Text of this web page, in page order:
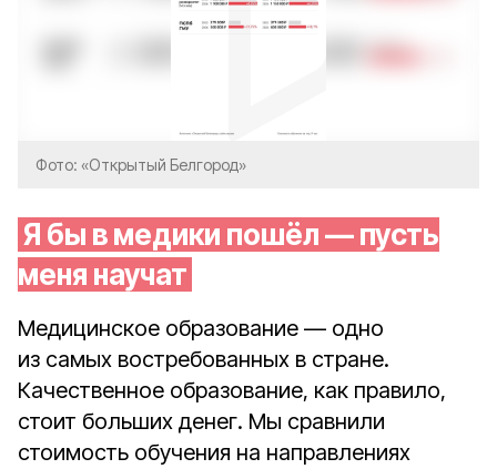
Фото: «Открытый Белгород»
Я бы в медики пошёл — пусть
меня научат
Медицинское образование — одно
из самых востребованных в стране.
Качественное образование, как правило,
стоит больших денег. Мы сравнили
стоимость обучения на направлениях